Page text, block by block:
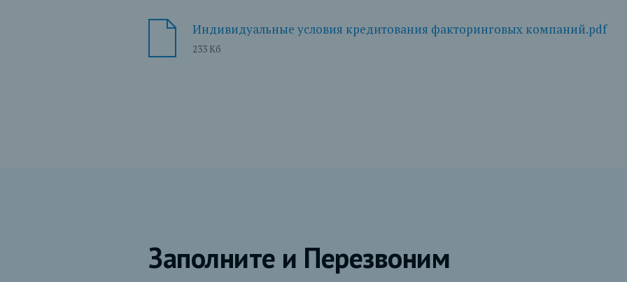
Индивидуальные условия кредитования факторинговых компаний.pdf
233 Кб
Заполните и Перезвоним